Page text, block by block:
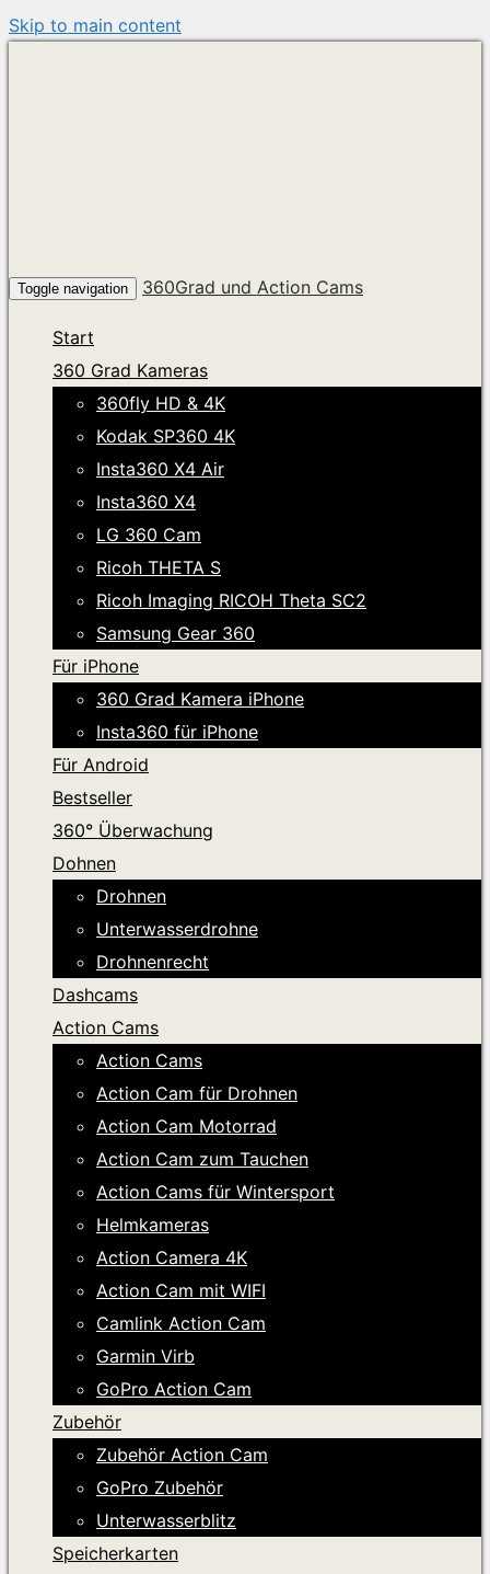
Skip to main content
Toggle navigation 360Grad und Action Cams
Start
360 Grad Kameras
360fly HD & 4K
Kodak SP360 4K
Insta360 X4 Air
Insta360 X4
LG 360 Cam
Ricoh THETA S
Ricoh Imaging RICOH Theta SC2
Samsung Gear 360
Für iPhone
360 Grad Kamera iPhone
Insta360 für iPhone
Für Android
Bestseller
360° Überwachung
Dohnen
Drohnen
Unterwasserdrohne
Drohnenrecht
Dashcams
Action Cams
Action Cams
Action Cam für Drohnen
Action Cam Motorrad
Action Cam zum Tauchen
Action Cams für Wintersport
Helmkameras
Action Camera 4K
Action Cam mit WIFI
Camlink Action Cam
Garmin Virb
GoPro Action Cam
Zubehör
Zubehör Action Cam
GoPro Zubehör
Unterwasserblitz
Speicherkarten